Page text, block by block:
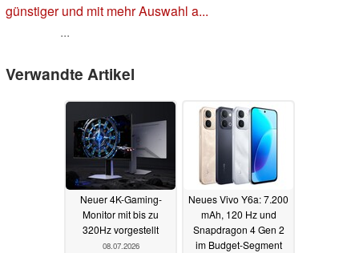
günstiger und mit mehr Auswahl a...
...
Verwandte Artikel
Neuer 4K-Gaming-
Monitor mit bis zu
320Hz vorgestellt
08.07.2026
Neues Vivo Y6a: 7.200
mAh, 120 Hz und
Snapdragon 4 Gen 2
im Budget-Segment